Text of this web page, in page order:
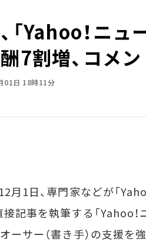
「Yahoo！ニ
7割増、コメ
01日 18時11分
月1日、専門家などが「
接記事を執筆する「Yahoo！
オーサー（書き手）の支援を